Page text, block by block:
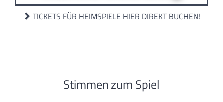
TICKETS FÜR HEIMSPIELE HIER DIREKT BUCHEN!
Stimmen zum Spiel